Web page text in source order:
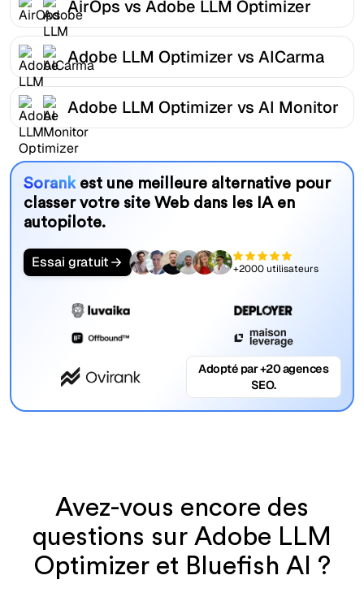
AirOps vs Adobe LLM Optimizer
Adobe LLM Optimizer vs AICarma
Adobe LLM Optimizer vs AI Monitor
Sorankest une meilleure alternative pour
classer votre site Web dans les IA en
autopilote.
Essai gratuit +2000 utilisateurs
Adopté par +20 agences
SEO.
Avez-vous encore des
questions sur Adobe LLM
Optimizer et Bluefish AI ?